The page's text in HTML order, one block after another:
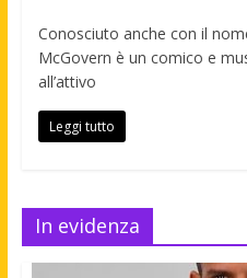
Conosciuto anche con il
McGovern è un comico e
all’attivo
Leggi tutto
In evidenza